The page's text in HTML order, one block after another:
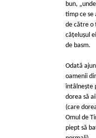
bun,
timp ce se
de către o
căţeluşul
de basm.
Odată
oamenii
întâlneşte
dorea să
(care
Omul de
piept să